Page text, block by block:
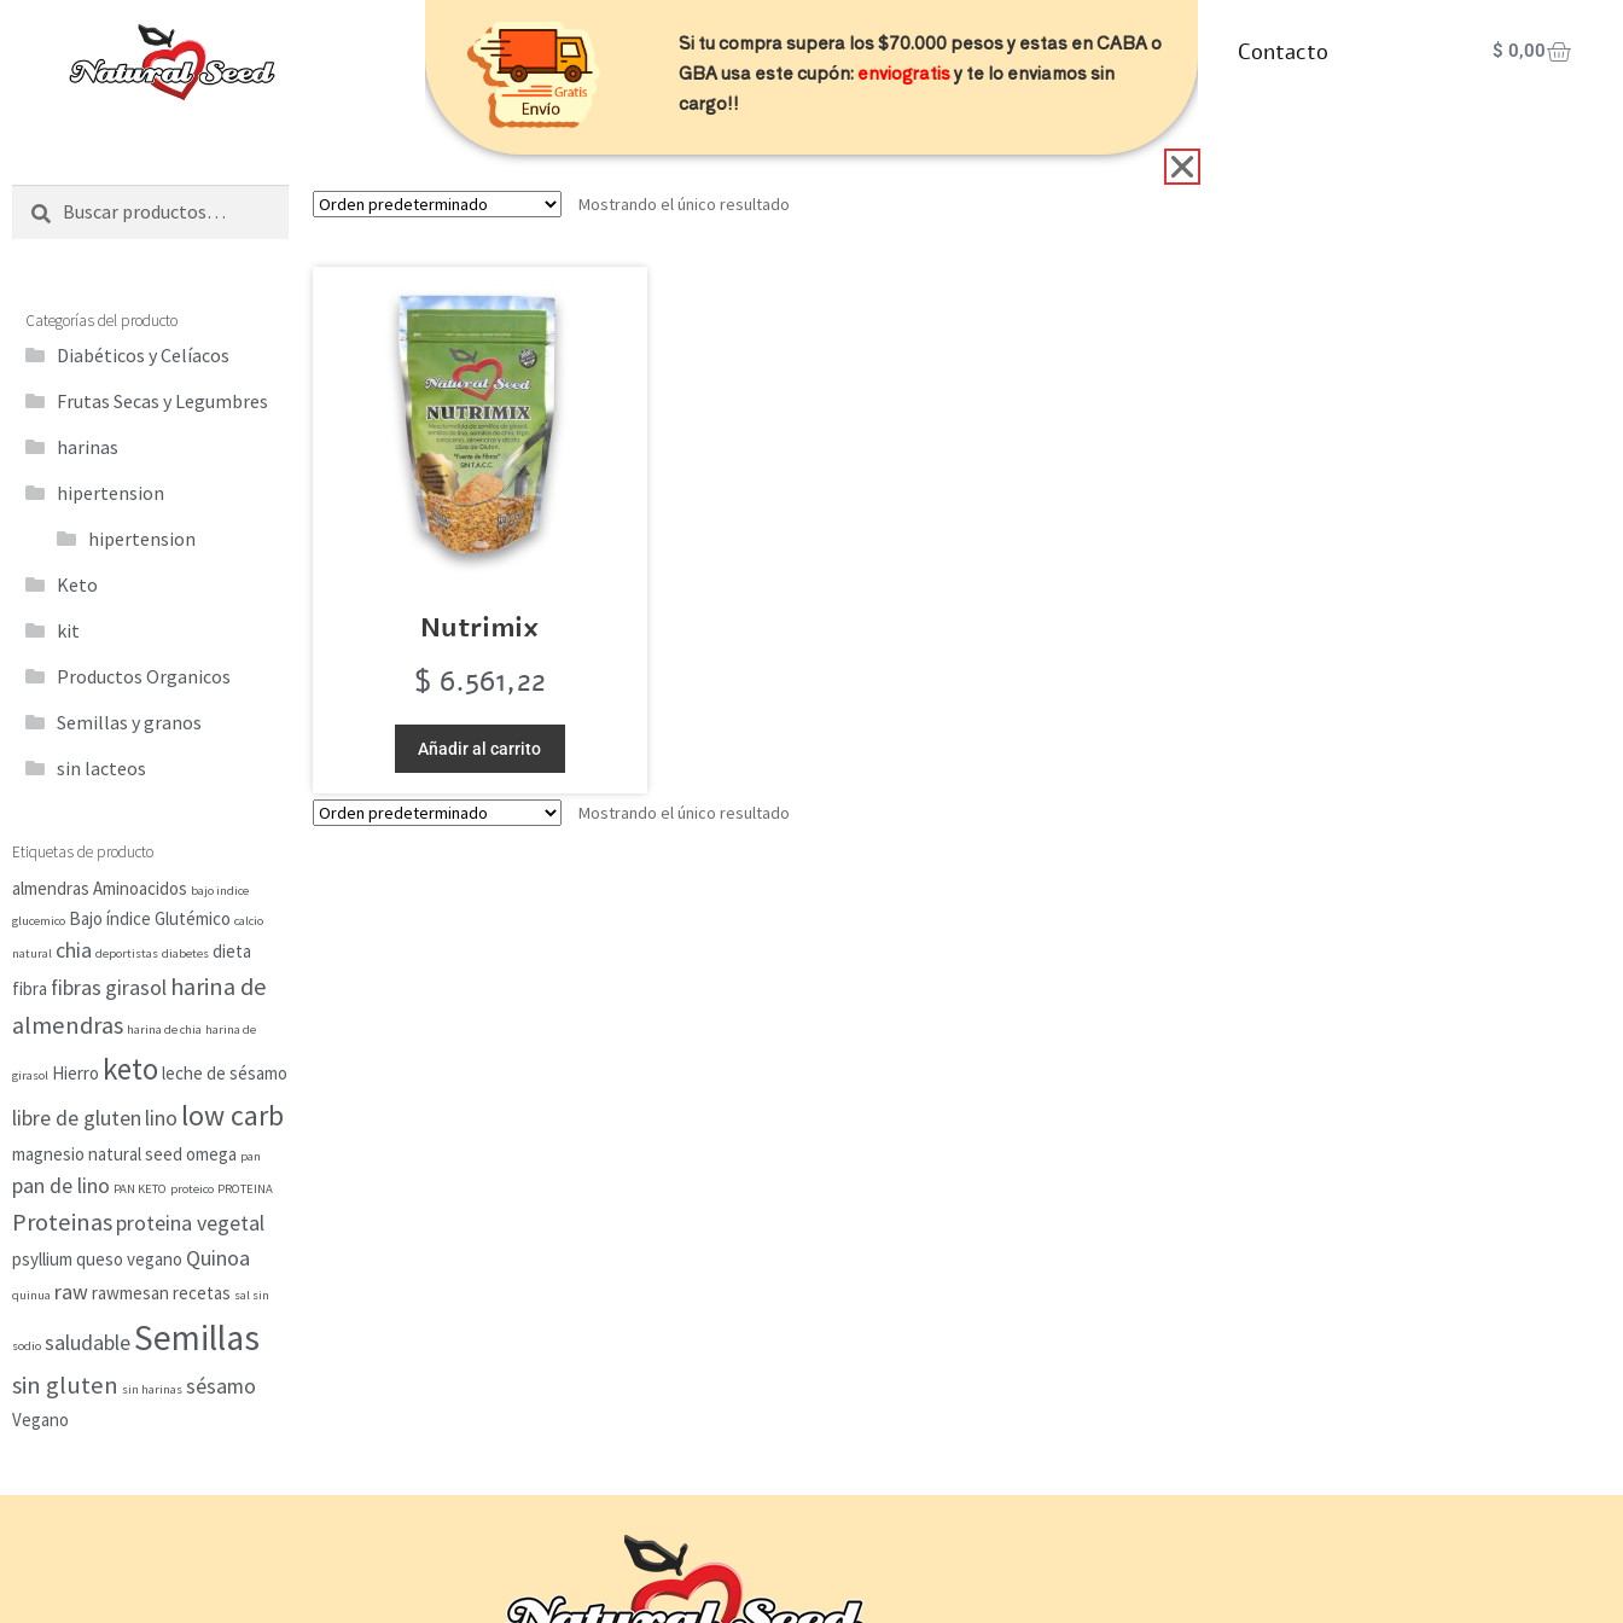
Inicio Tienda Beneficios Catálogo Blog Nosotros Contacto $ 0,00
Buscar
Categorías del producto
Diabéticos y Celíacos
Frutas Secas y Legumbres
harinas
hipertension
hipertension
Keto
kit
Productos Organicos
Semillas y granos
sin lacteos
Etiquetas de producto
almendras Aminoacidos bajo indice
glucemico Bajo índice Glutémico calcio
natural chia deportistas diabetes dieta
fibra fibras girasol harina de
almendras harina de chia harina de
girasol Hierro keto leche de sésamo
libre de gluten lino low carb
magnesio natural seed omega pan
pan de lino PAN KETO proteico PROTEINA
Proteinasproteina vegetal
psyllium queso vegano Quinoa
quinua rawrawmesan recetas sal sin
sodio saludableSemillas
sin gluten sin harinas sésamo
Vegano
Mostrando el único resultado
Nutrimix
$ 6.561,22
Añadir al carrito
Mostrando el único resultado
Si tu compra supera los $70.000 pesos y estas en CABA o
GBA usa este cupón: enviogratisy te lo enviamos sin
cargo!!